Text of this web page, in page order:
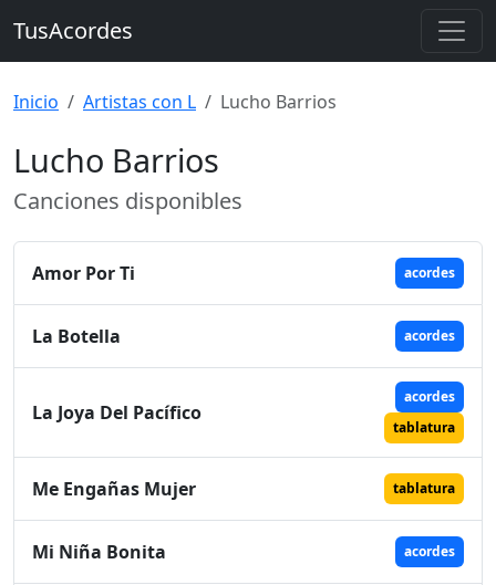
TusAcordes
Inicio Artistas con L Lucho Barrios
Lucho Barrios
Canciones disponibles
Amor Por Ti acordes
La Botella acordes
La Joya Del Pacífico
acordes
tablatura
Me Engañas Mujer tablatura
Mi Niña Bonita acordes